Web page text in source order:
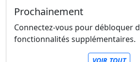
Prochainement
Connectez-vous pour débloquer
fonctionnalités supplémentaires.